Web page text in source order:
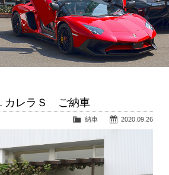
Company info.
会社案内
カレラＳ ご納車
2020.09.26
納車